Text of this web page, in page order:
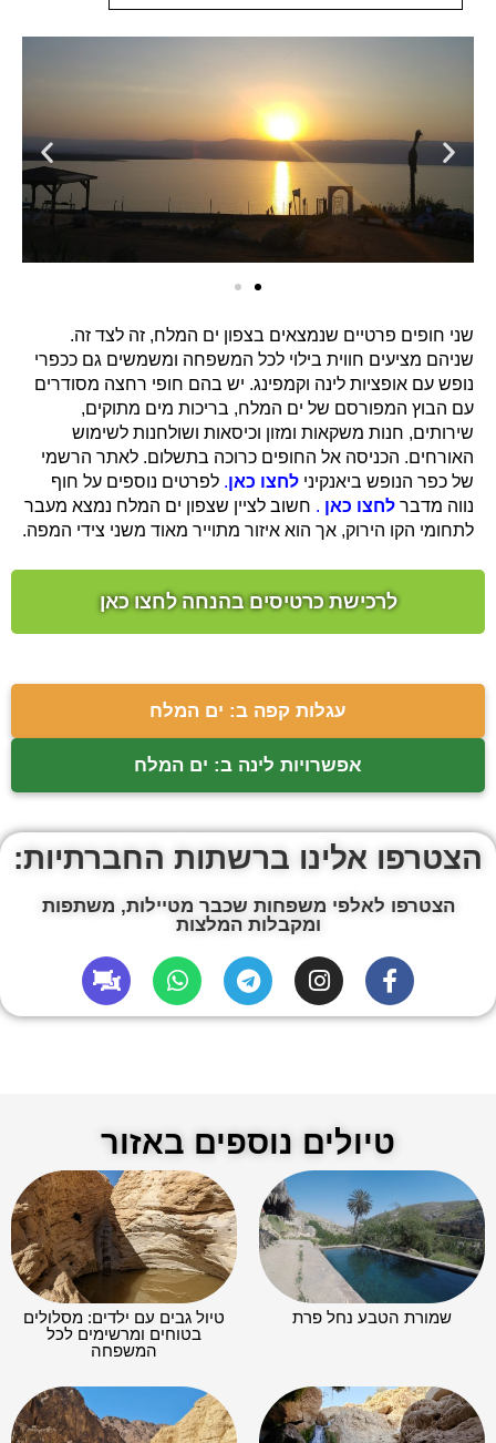
שני חופים פרטיים שנמצאים בצפון ים המלח, זה לצד זה.
שניהם מציעים חווית בילוי לכל המשפחה ומשמשים גם ככפרי
נופש עם אופציות לינה וקמפינג. יש בהם חופי רחצה מסודרים
עם הבוץ המפורסם של ים המלח, בריכות מים מתוקים,
שירותים, חנות משקאות ומזון וכיסאות ושולחנות לשימוש
האורחים. הכניסה אל החופים כרוכה בתשלום. לאתר הרשמי
של כפר הנופש ביאנקיני לחצו כאן. לפרטים נוספים על חוף
נווה מדבר לחצו כאן . חשוב לציין שצפון ים המלח נמצא מעבר
לתחומי הקו הירוק, אך הוא איזור מתוייר מאוד משני צידי המפה.
לרכישת כרטיסים בהנחה לחצו כאן
עגלות קפה ב: ים המלח
אפשרויות לינה ב: ים המלח
הצטרפו אלינו ברשתות החברתיות:
הצטרפו לאלפי משפחות שכבר מטיילות, משתפות
ומקבלות המלצות
טיולים נוספים באזור
שמורת הטבע נחל פרת
טיול גבים עם ילדים: מסלולים
בטוחים ומרשימים לכל
המשפחה